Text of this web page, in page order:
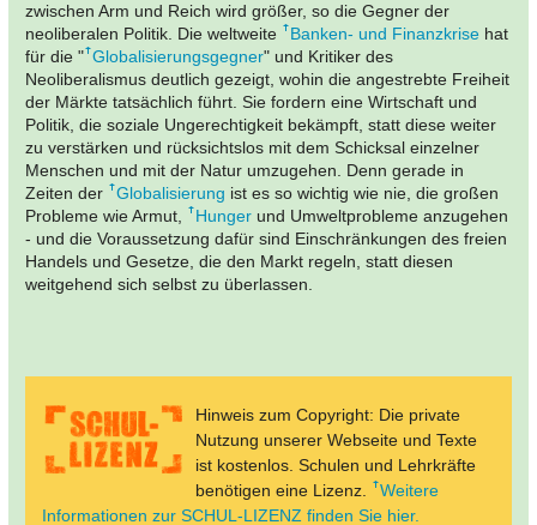
zwischen Arm und Reich wird größer, so die Gegner der
neoliberalen Politik. Die weltweite
Banken- und Finanzkrise hat
für die " Globalisierungsgegner" und Kritiker des
Neoliberalismus deutlich gezeigt, wohin die angestrebte Freiheit
der Märkte tatsächlich führt. Sie fordern eine Wirtschaft und
Politik, die soziale Ungerechtigkeit bekämpft, statt diese weiter
zu verstärken und rücksichtslos mit dem Schicksal einzelner
Menschen und mit der Natur umzugehen. Denn gerade in
Zeiten der
Globalisierung ist es so wichtig wie nie, die großen
Probleme wie Armut,
Hunger und Umweltprobleme anzugehen
- und die Voraussetzung dafür sind Einschränkungen des freien
Handels und Gesetze, die den Markt regeln, statt diesen
weitgehend sich selbst zu überlassen.
Hinweis zum Copyright: Die private
Nutzung unserer Webseite und Texte
ist kostenlos. Schulen und Lehrkräfte
benötigen eine Lizenz.
Weitere
Informationen zur SCHUL-LIZENZ finden Sie hier.